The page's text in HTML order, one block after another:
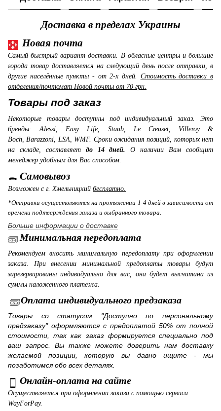
Доставка в пределах Украины
Новая почта
Самый быстрый вариант доставки. В обласные центры и большие
города товар доставляется на следующий день после отправки, в
другие населённые пункты - от 2-х дней. Стоимость доставки в
отделения/почтомат Новой почты от 70 грн.
Товары под заказ
Некоторые товары доступны под индивидуальный заказ. Это
бренды: Alessi, Easy Life, Staub, Le Creuset, Villeroy &
Boch, Barazzoni, LSA, WMF. Сроки ожидания позиций, которых нет
на складе, составляетдо 14 дней. О наличии Вам сообщит
менеджер удобным для Вас способом.
Самовывоз
Возможен с г. Хмельницкий бесплатно.
*Отправки осуществляются на протяжении 1-4 дней в зависимости от
времени подтверждения заказа и выбранного товара.
Больше информации о доставке
Минимальная передоплата
Рекомендуем вносить минимальную передоплату при оформлении
заказа. При внесении минимальной предоплаты товары будут
зарезервированы индивидуально для вас, она будет высчитана из
суммы наложенного платежа.
Оплата индивидуального предзаказа
Товары со статусом "Доступно по персональному
предзаказу" оформляются с предоплатой 50% от полной
стоимости, так как заказ формируется специально под
ваш запрос. Вы также можете доверить нам доставку
желаемой позиции, которую вы давно ищите - мы
позаботимся обо всех деталях.
Онлайн-оплата на сайте
Осуществляется при оформлении заказа с помощью сервиса
WayForPay.